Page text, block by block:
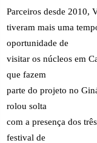
Parceiros desde
tiveram mais uma
oportunidade de
visitar os núcleos em
que fazem
parte do projeto no
rolou solta
com a presença dos
festival de